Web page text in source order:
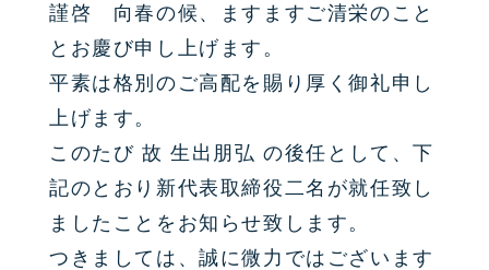
謹啓 向春の候、ますますご清栄のこと
とお慶び申し上げます。
平素は格別のご高配を賜り厚く御礼申し
上げます。
このたび 故 生出朋弘 の後任として、下
記のとおり新代表取締役二名が就任致し
ましたことをお知らせ致します。
つきましては、誠に微力ではございます